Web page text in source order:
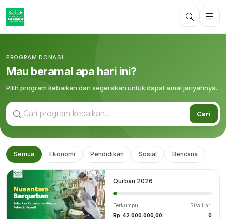
PROGRAM DONASI
Mau beramal apa hari ini?
Pilih program kebaikan dan segerakan untuk dapat amal jariyahnya.
Cari
Semua Ekonomi Pendidikan Sosial Bencana
Qurban 2026
Terkumpul
Rp. 42.000.000,00
Sisa Hari
0